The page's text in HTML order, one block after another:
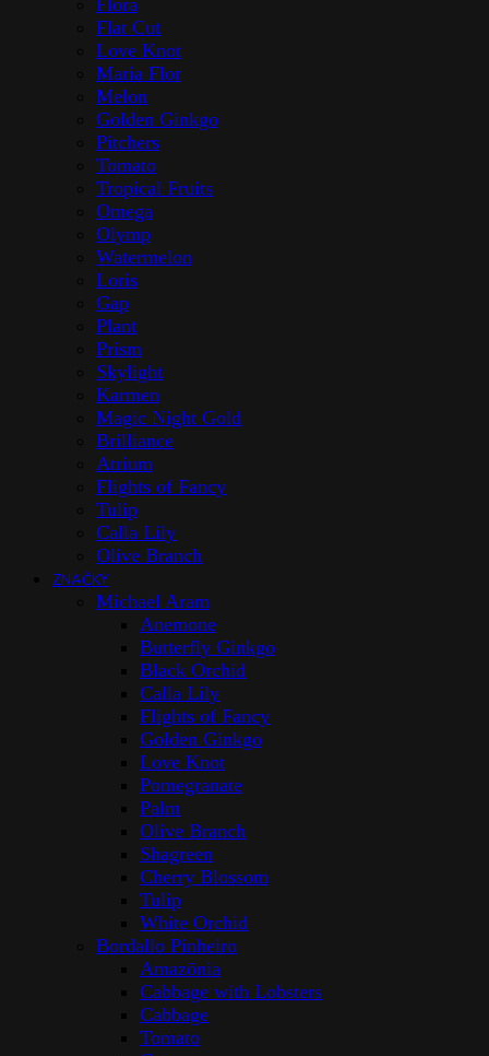
Flora
Flat Cut
Love Knot
Maria Flor
Melon
Golden Ginkgo
Pitchers
Tomato
Tropical Fruits
Omega
Olymp
Watermelon
Loris
Gap
Plant
Prism
Skylight
Karmen
Magic Night Gold
Brilliance
Atrium
Flights of Fancy
Tulip
Calla Lily
Olive Branch
ZNAČKY
Michael Aram
Anemone
Butterfly Ginkgo
Black Orchid
Calla Lily
Flights of Fancy
Golden Ginkgo
Love Knot
Pomegranate
Palm
Olive Branch
Shagreen
Cherry Blossom
Tulip
White Orchid
Bordallo Pinheiro
Amazōnia
Cabbage with Lobsters
Cabbage
Tomato